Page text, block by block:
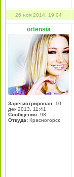
26 ноя 2014, 19:04
ortensia
Зарегистрирован: 10
дек 2013, 11:41
Сообщения: 93
Откуда: Красногорск